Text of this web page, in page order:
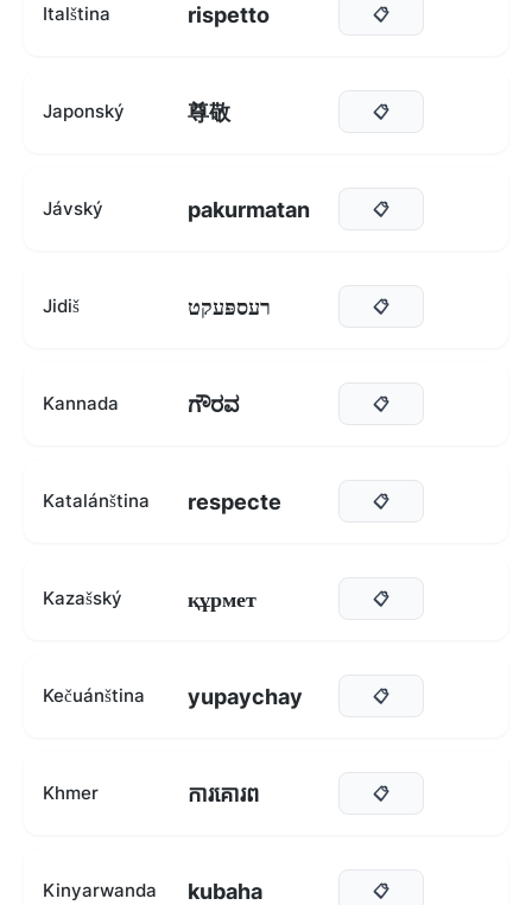
Italština rispetto 📋
Japonský 尊敬 📋
Jávský pakurmatan 📋
Jidiš רעספּעקט 📋
Kannada ಗೌರವ 📋
Katalánština respecte 📋
Kazašský құрмет 📋
Kečuánština yupaychay 📋
Khmer ការគោរព 📋
Kinyarwanda kubaha 📋